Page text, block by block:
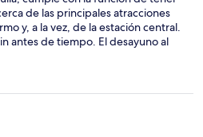
de las principales atracciones
y, a la vez, de la estación central.
antes de tiempo. El desayuno al